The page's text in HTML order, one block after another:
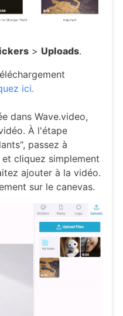
> Uploads.
ici.
dans Wave.video,
À l'étape
passez à
cliquez simplement
ajouter à la vidéo.
sur le canevas.